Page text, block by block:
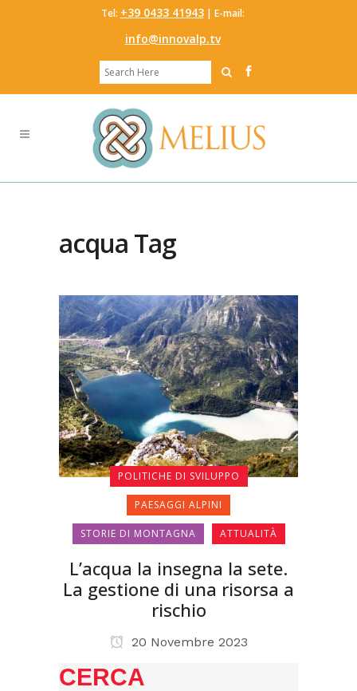
Tel: ‭+39 0433 41943‬ | E-mail:
info@innovalp.tv
acqua Tag
POLITICHE DI SVILUPPO
PAESAGGI ALPINI
STORIE DI MONTAGNA ATTUALITÀ
L’acqua la insegna la sete.
La gestione di una risorsa a
rischio
20 Novembre 2023
CERCA